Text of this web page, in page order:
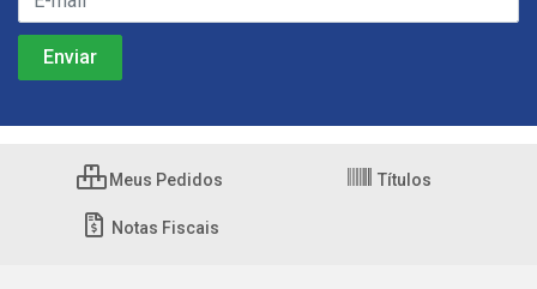
Meus Pedidos Títulos
Notas Fiscais